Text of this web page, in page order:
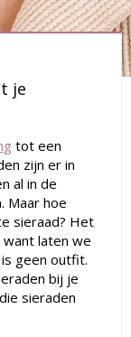
je
tot een
zijn er in
al in de
Maar hoe
sieraad? Het
laten we
geen outfit.
bij je
sieraden